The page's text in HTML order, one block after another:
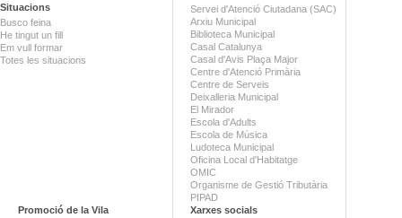
Situacions
Busco feina
He tingut un fill
Em vull formar
Totes les situacions
Servei d'Atenció Ciutadana (SAC)
Arxiu Municipal
Biblioteca Municipal
Casal Catalunya
Casal d'Avis Plaça Major
Centre d'Atenció Primària
Centre de Serveis
Deixalleria Municipal
El Mirador
Escola d'Adults
Escola de Música
Ludoteca Municipal
Oficina Local d'Habitatge
OMIC
Organisme de Gestió Tributària
PIPAD
Promoció de la Vila
Xarxes socials